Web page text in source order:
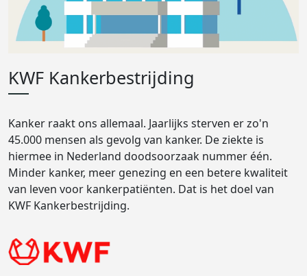
KWF Kankerbestrijding
Kanker raakt ons allemaal. Jaarlijks sterven er zo'n
45.000 mensen als gevolg van kanker. De ziekte is
hiermee in Nederland doodsoorzaak nummer één.
Minder kanker, meer genezing en een betere kwaliteit
van leven voor kankerpatiënten. Dat is het doel van
KWF Kankerbestrijding.